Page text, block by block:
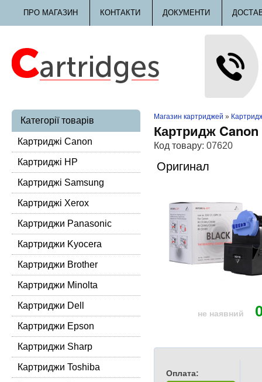
ПРО МАГАЗИН КОНТАКТИ ДОКУМЕНТИ
Категорії товарів
Картриджі Canon
Картриджі HP
Картриджі Samsung
Картриджі Xerox
Картриджи Panasonic
Картриджи Kyocera
Картриджи Brother
Картриджи Minolta
Картриджи Dell
Картриджи Epson
Картриджи Sharp
Картриджи Toshiba
Магазин картриджей »
Картридж Canon
Код товару: 07620
Оригинал
не наявний
Оплата: